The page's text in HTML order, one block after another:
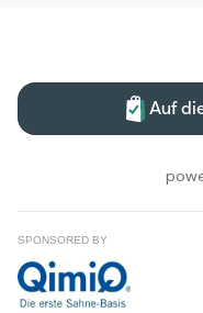
SPONSORED BY